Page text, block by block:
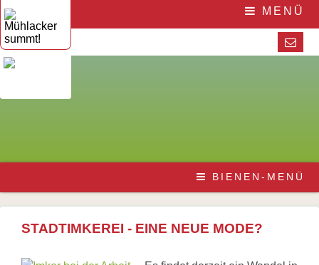
Die
Initiative
Bienenstandorte
Unsere
Partner
MENÜ
BIENEN-MENÜ
Bestäubungsfunktion
Bienensterben
More
honey
STADTIMKEREI - EINE NEUE MODE?